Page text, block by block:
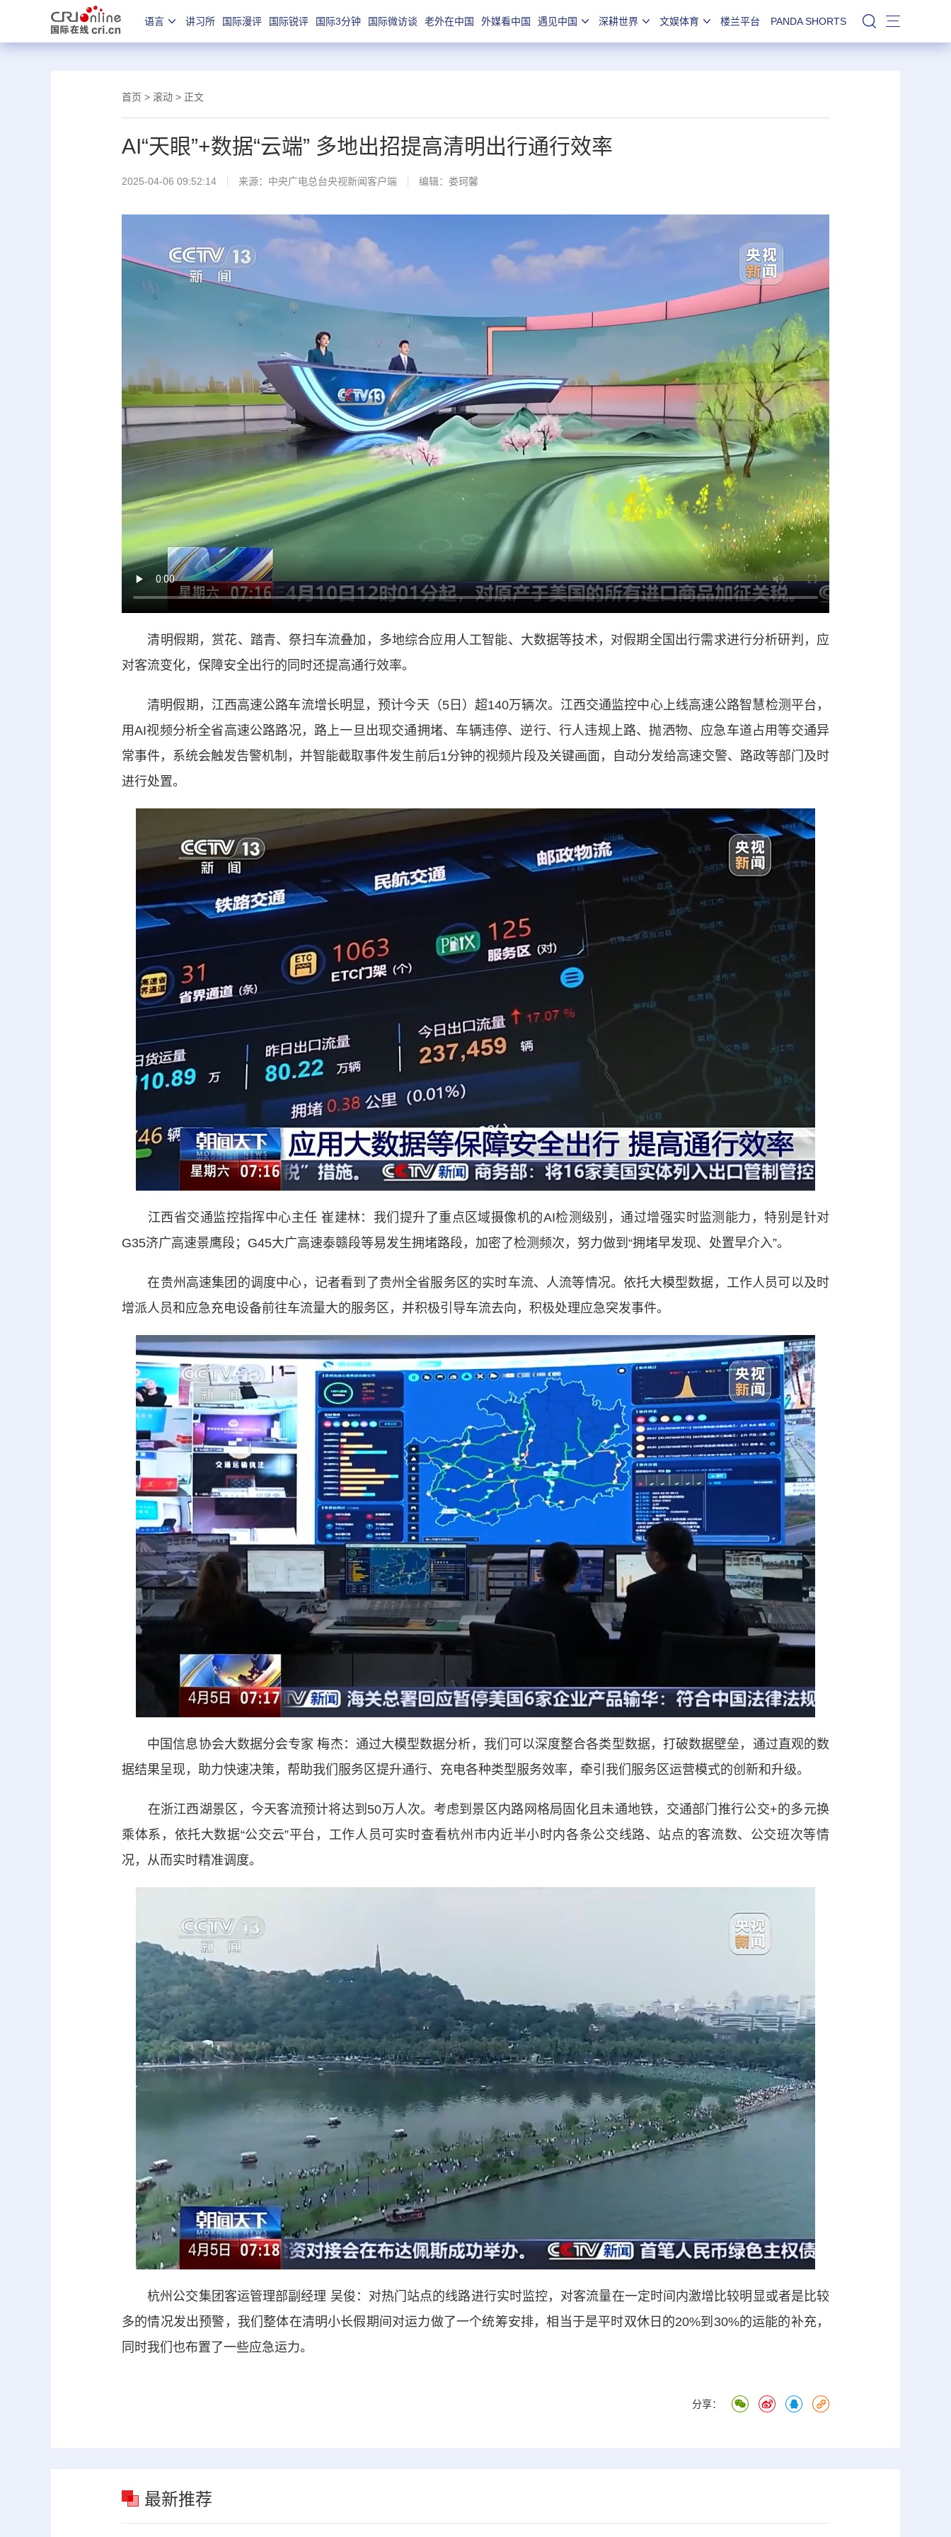
语言 讲习所 国际漫评 国际锐评 国际3分钟 国际微访谈 老外在中国 外媒看中国 遇见中国 深耕世界 文娱体育 楼兰平台 PANDA SHORTS 站内搜索
首页 > 滚动 > 正文
AI“天眼”+数据“云端” 多地出招提高清明出行通行效率
2025-04-06 09:52:14 来源： 中央广电总台央视新闻客户端 编辑：娄珂馨
清明假期，赏花、踏青、祭扫车流叠加，多地综合应用人工智能、大数据等技术，对假期全国出行需求进行分析研判，应
对客流变化，保障安全出行的同时还提高通行效率。
清明假期，江西高速公路车流增长明显，预计今天（5日）超140万辆次。江西交通监控中心上线高速公路智慧检测平台，
用AI视频分析全省高速公路路况，路上一旦出现交通拥堵、车辆违停、逆行、行人违规上路、抛洒物、应急车道占用等交通异
常事件，系统会触发告警机制，并智能截取事件发生前后1分钟的视频片段及关键画面，自动分发给高速交警、路政等部门及时
进行处置。
江西省交通监控指挥中心主任 崔建林：我们提升了重点区域摄像机的AI检测级别，通过增强实时监测能力，特别是针对
G35济广高速景鹰段；G45大广高速泰赣段等易发生拥堵路段，加密了检测频次，努力做到“拥堵早发现、处置早介入”。
在贵州高速集团的调度中心，记者看到了贵州全省服务区的实时车流、人流等情况。依托大模型数据，工作人员可以及时
增派人员和应急充电设备前往车流量大的服务区，并积极引导车流去向，积极处理应急突发事件。
中国信息协会大数据分会专家 梅杰：通过大模型数据分析，我们可以深度整合各类型数据，打破数据壁垒，通过直观的数
据结果呈现，助力快速决策，帮助我们服务区提升通行、充电各种类型服务效率，牵引我们服务区运营模式的创新和升级。
在浙江西湖景区，今天客流预计将达到50万人次。考虑到景区内路网格局固化且未通地铁，交通部门推行公交+的多元换
乘体系，依托大数据“公交云”平台，工作人员可实时查看杭州市内近半小时内各条公交线路、站点的客流数、公交班次等情
况，从而实时精准调度。
杭州公交集团客运管理部副经理 吴俊：对热门站点的线路进行实时监控，对客流量在一定时间内激增比较明显或者是比较
多的情况发出预警，我们整体在清明小长假期间对运力做了一个统筹安排，相当于是平时双休日的20%到30%的运能的补充，
同时我们也布置了一些应急运力。
分享：
最新推荐